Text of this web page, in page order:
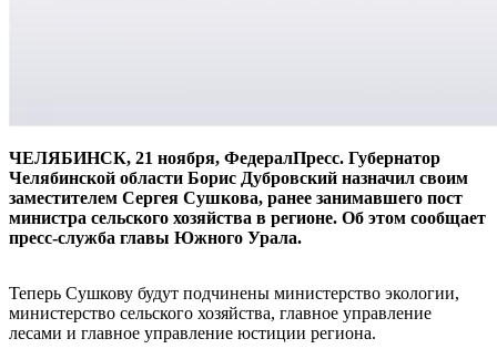
ЧЕЛЯБИНСК, 21 ноября, ФедералПресс. Губернатор
Челябинской области Борис Дубровский назначил своим
заместителем Сергея Сушкова, ранее занимавшего пост
министра сельского хозяйства в регионе. Об этом сообщает
пресс-служба главы Южного Урала.
Теперь Сушкову будут подчинены министерство экологии,
министерство сельского хозяйства, главное управление
лесами и главное управление юстиции региона.